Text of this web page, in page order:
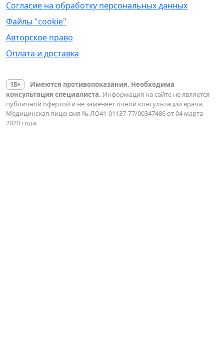
Согласие на обработку персональных данных
Файлы "cookie"
Авторское право
Оплата и доставка
18+
Имеются противопоказания. Необходима
консультация специалиста. Информация на сайте не является
публичной офертой и не заменяет очной консультации врача.
Медицинская лицензия № ЛО41-01137-77/00347486 от 04 марта
2020 года.